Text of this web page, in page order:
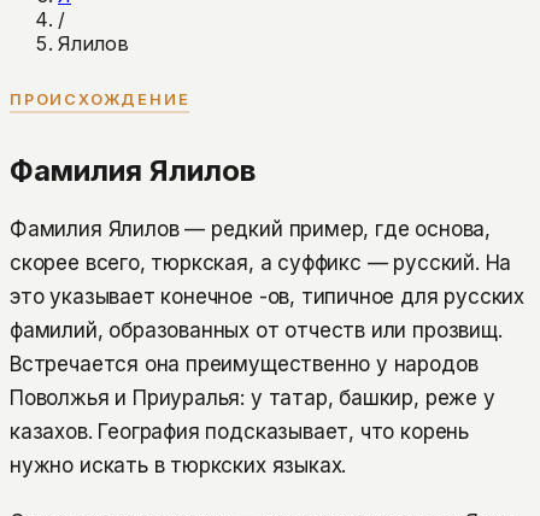
/
Ялилов
ПРОИСХОЖДЕНИЕ
Фамилия Ялилов
Фамилия Ялилов — редкий пример, где основа,
скорее всего, тюркская, а суффикс — русский. На
это указывает конечное -ов, типичное для русских
фамилий, образованных от отчеств или прозвищ.
Встречается она преимущественно у народов
Поволжья и Приуралья: у татар, башкир, реже у
казахов. География подсказывает, что корень
нужно искать в тюркских языках.